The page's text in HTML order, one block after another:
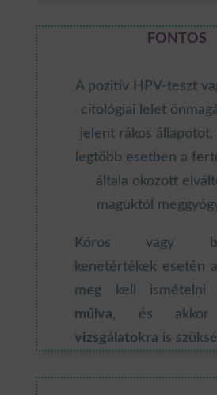
FONTOS
A pozitív HPV-teszt
citológiai lelet
jelent rákos állapotot,
legtöbb esetben a
általa okozott
maguktól
Kóros vagy
kenetértékek esetén
meg kell ismételni
múlva, és
vizsgálatokra is